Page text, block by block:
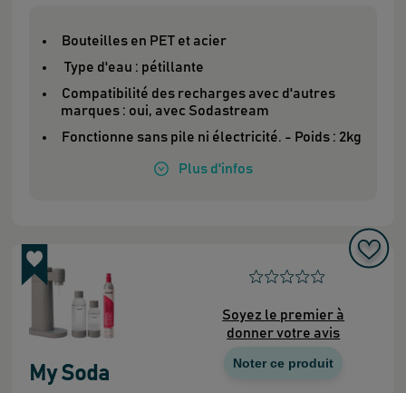
Bouteilles en PET et acier
Type d'eau : pétillante
Compatibilité des recharges avec d'autres
marques : oui, avec Sodastream
Fonctionne sans pile ni électricité. - Poids : 2kg
Plus d'infos
Soyez le premier à
donner votre avis
Noter ce produit
My Soda